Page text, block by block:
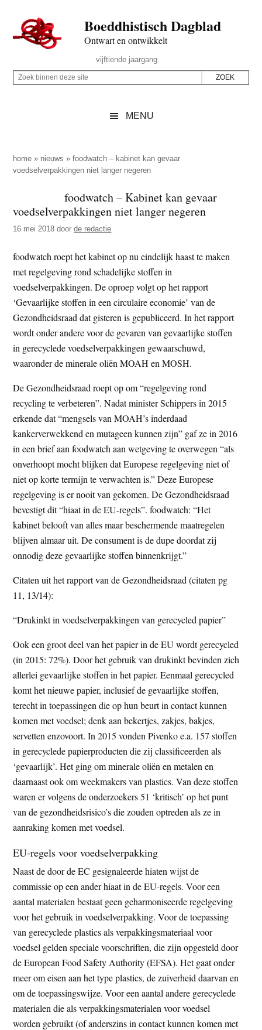
naar
de
inhoud
secondary
naar
de
sidebar
naar
de
Boeddhistisch Dagblad
Ontwart en ontwikkelt
Rechts
vijftiende jaargang
Z
p
d
z
e
i
t
e
Z
i
n
n
d
z
e
s
t
e
MENU
home » nieuws »foodwatch – kabinet kan gevaar
voedselverpakkingen niet langer negeren
foodwatch – Kabinet kan gevaar
voedselverpakkingen niet langer negeren
16 mei 2018 doorde redactie
foodwatch roept het kabinet op nu eindelijk haast te maken
met regelgeving rond schadelijke stoffen in
voedselverpakkingen. De oproep volgt op het rapport
‘Gevaarlijke stoffen in een circulaire economie’ van de
Gezondheidsraad dat gisteren is gepubliceerd. In het rapport
wordt onder andere voor de gevaren van gevaarlijke stoffen
in gerecyclede voedselverpakkingen gewaarschuwd,
waaronder de minerale oliën MOAH en MOSH.
De Gezondheidsraad roept op om “regelgeving rond
recycling te verbeteren”. Nadat minister Schippers in 2015
erkende dat “mengsels van MOAH’s inderdaad
kankerverwekkend en mutageen kunnen zijn” gaf ze in 2016
in een brief aan foodwatch aan wetgeving te overwegen “als
onverhoopt mocht blijken dat Europese regelgeving niet of
niet op korte termijn te verwachten is.” Deze Europese
regelgeving is er nooit van gekomen. De Gezondheidsraad
bevestigt dit “hiaat in de EU-regels”. foodwatch: “Het
kabinet belooft van alles maar beschermende maatregelen
blijven almaar uit. De consument is de dupe doordat zij
onnodig deze gevaarlijke stoffen binnenkrijgt.”
Citaten uit het rapport van de Gezondheidsraad (citaten pg
11, 13/14):
“Drukinkt in voedselverpakkingen van gerecycled papier”
Ook een groot deel van het papier in de EU wordt gerecycled
(in 2015: 72%). Door het gebruik van drukinkt bevinden zich
allerlei gevaarlijke stoffen in het papier. Eenmaal gerecycled
komt het nieuwe papier, inclusief de gevaarlijke stoffen,
terecht in toepassingen die op hun beurt in contact kunnen
komen met voedsel; denk aan bekertjes, zakjes, bakjes,
servetten enzovoort. In 2015 vonden Pivenko e.a. 157 stoffen
in gerecyclede papierproducten die zij classificeerden als
‘gevaarlijk’. Het ging om minerale oliën en metalen en
daarnaast ook om weekmakers van plastics. Van deze stoffen
waren er volgens de onderzoekers 51 ‘kritisch’ op het punt
van de gezondheidsrisico’s die zouden optreden als ze in
aanraking komen met voedsel.
EU-regels voor voedselverpakking
Naast de door de EC gesignaleerde hiaten wijst de
commissie op een ander hiaat in de EU-regels. Voor een
aantal materialen bestaat geen geharmoniseerde regelgeving
voor het gebruik in voedselverpakking. Voor de toepassing
van gerecyclede plastics als verpakkingsmateriaal voor
voedsel gelden speciale voorschriften, die zijn opgesteld door
de European Food Safety Authority (EFSA). Het gaat onder
meer om eisen aan het type plastics, de zuiverheid daarvan en
om de toepassingswijze. Voor een aantal andere gerecyclede
materialen die als verpakkingsmaterialen voor voedsel
worden gebruikt (of anderszins in contact kunnen komen met